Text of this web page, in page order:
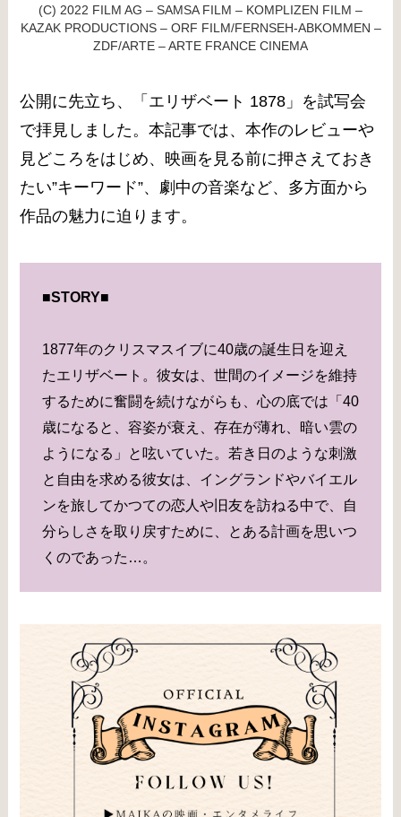
(C) 2022 FILM AG – SAMSA FILM – KOMPLIZEN FILM –
KAZAK PRODUCTIONS – ORF FILM/FERNSEH-ABKOMMEN –
ZDF/ARTE – ARTE FRANCE CINEMA
公開に先立ち、「エリザベート 1878」を試写会
で拝見しました。本記事では、本作のレビューや
見どころをはじめ、映画を見る前に押さえておき
たい”キーワード”、劇中の音楽など、多方面から
作品の魅力に迫ります。
■STORY■
1877年のクリスマスイブに40歳の誕生日を迎え
たエリザベート。彼女は、世間のイメージを維持
するために奮闘を続けながらも、心の底では「40
歳になると、容姿が衰え、存在が薄れ、暗い雲の
ようになる」と呟いていた。若き日のような刺激
と自由を求める彼女は、イングランドやバイエル
ンを旅してかつての恋人や旧友を訪ねる中で、自
分らしさを取り戻すために、とある計画を思いつ
くのであった…。